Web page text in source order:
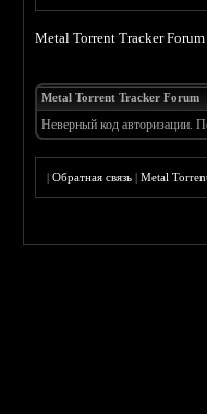
Metal Torrent Tracker Forum
Metal Torrent Tracker Forum
Неверный код авторизации.
|Обратная связь |Metal